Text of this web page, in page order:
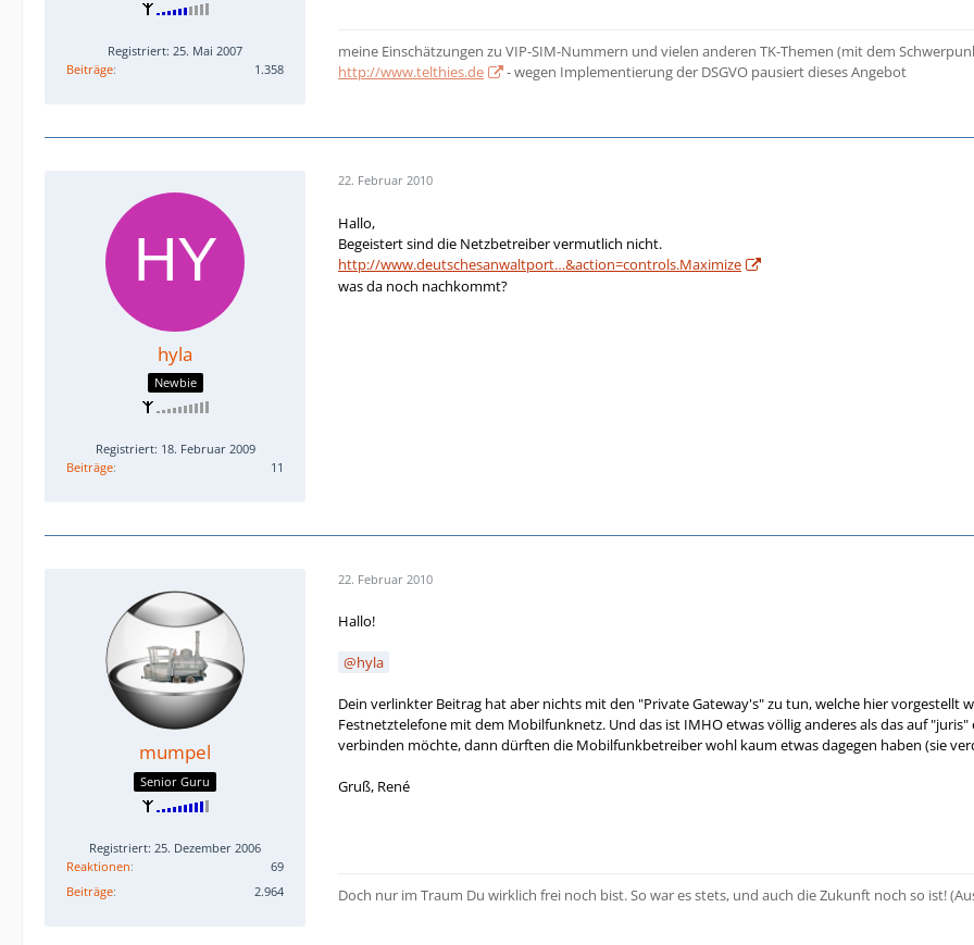
Registriert: 25. Mai 2007
Beiträge
1.358
meine Einschätzungen zu VIP-SIM-Nummern und vielen anderen TK-Themen (mit dem
http://www.telthies.de
- wegen Implementierung der DSGVO pausiert dieses Angebot
hyla
Newbie
Registriert: 18. Februar 2009
Beiträge
11
22. Februar 2010
Hallo,
Begeistert sind die Netzbetreiber vermutlich nicht.
http://www.deutschesanwaltport…&action=controls.Maximize
was da noch nachkommt?
mumpel
Senior Guru
Registriert: 25. Dezember 2006
Reaktionen
69
Beiträge
2.964
22. Februar 2010
Hallo!
hyla
Dein verlinkter Beitrag hat aber nichts mit den "Private Gateway's" zu tun, welche hier vorgestellt
Festnetztelefone mit dem Mobilfunknetz. Und das ist IMHO etwas völlig anderes als das auf
verbinden möchte, dann dürften die Mobilfunkbetreiber wohl kaum etwas dagegen haben (sie
Gruß, René
Doch nur im Traum Du wirklich frei noch bist. So war es stets, und auch die Zukunft noch so ist!